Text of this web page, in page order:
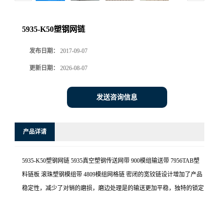
5935-K50塑钢网链
发布日期： 2017-09-07
更新日期： 2026-08-07
发送咨询信息
产品详请
5935-K50塑钢网链 5935真空塑钢传送网带 900模组输送带 7956TAB塑
料链板 滚珠塑钢模组带 4809模组网格链 密闭的宽铰链设计增加了产品
稳定性，减少了对销的磨损，磨边处理是的输送更加平稳，独特的锁定